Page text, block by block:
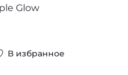
Glow
В избранное